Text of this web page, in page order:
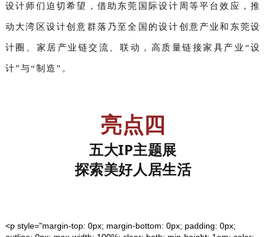
设计师们迫切希望，借助东莞国际设计周等平台效应，推
动大湾区设计创意群落乃至全国的设计创意产业和东莞设
计圈、家居产业链交流、联动，高质量链接家具产业“设
计”与“制造”。
亮点四
五大IP主题展
探索美好人居生活
<p style="margin-top: 0px; margin-bottom: 0px; padding: 0px;